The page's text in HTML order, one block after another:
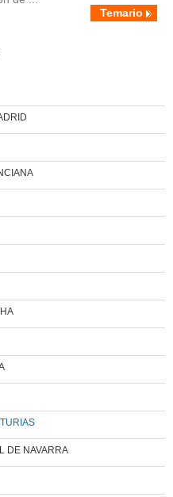
Temario
DE NAVARRA